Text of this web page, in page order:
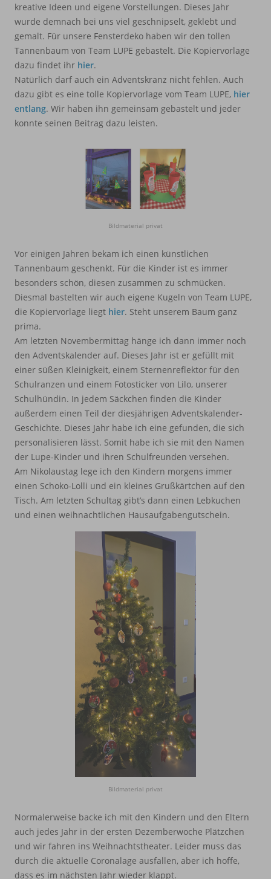
kreative Ideen und eigene Vorstellungen. Dieses Jahr
wurde demnach bei uns viel geschnipselt, geklebt und
gemalt. Für unsere Fensterdeko haben wir den tollen
Tannenbaum von Team LUPE gebastelt. Die Kopiervorlage
dazu findet ihr hier.
Natürlich darf auch ein Adventskranz nicht fehlen. Auch
dazu gibt es eine tolle Kopiervorlage vom Team LUPE, hier
entlang. Wir haben ihn gemeinsam gebastelt und jeder
konnte seinen Beitrag dazu leisten.
Bildmaterial privat
Vor einigen Jahren bekam ich einen künstlichen
Tannenbaum geschenkt. Für die Kinder ist es immer
besonders schön, diesen zusammen zu schmücken.
Diesmal bastelten wir auch eigene Kugeln von Team LUPE,
die Kopiervorlage liegt hier. Steht unserem Baum ganz
prima.
Am letzten Novembermittag hänge ich dann immer noch
den Adventskalender auf. Dieses Jahr ist er gefüllt mit
einer süßen Kleinigkeit, einem Sternenreflektor für den
Schulranzen und einem Fotosticker von Lilo, unserer
Schulhündin. In jedem Säckchen finden die Kinder
außerdem einen Teil der diesjährigen Adventskalender-
Geschichte. Dieses Jahr habe ich eine gefunden, die sich
personalisieren lässt. Somit habe ich sie mit den Namen
der Lupe-Kinder und ihren Schulfreunden versehen.
Am Nikolaustag lege ich den Kindern morgens immer
einen Schoko-Lolli und ein kleines Grußkärtchen auf den
Tisch. Am letzten Schultag gibt’s dann einen Lebkuchen
und einen weihnachtlichen Hausaufgabengutschein.
Bildmaterial privat
Normalerweise backe ich mit den Kindern und den Eltern
auch jedes Jahr in der ersten Dezemberwoche Plätzchen
und wir fahren ins Weihnachtstheater. Leider muss das
durch die aktuelle Coronalage ausfallen, aber ich hoffe,
dass es im nächsten Jahr wieder klappt.